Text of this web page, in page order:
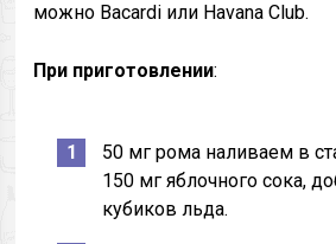
можно Bacardi или Havana Club.
При приготовлении:
50 мг рома наливаем в
150 мг яблочного сока,
кубиков льда.